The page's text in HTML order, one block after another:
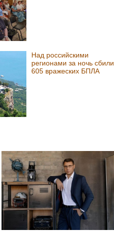
Над российскими
регионами за ночь сбили
605 вражеских БПЛА